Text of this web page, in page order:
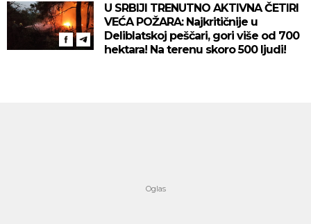
U SRBIJI TRENUTNO AKTIVNA ČETIRI
VEĆA POŽARA: Najkritičnije u
Deliblatskoj peščari, gori više od 700
hektara! Na terenu skoro 500 ljudi!